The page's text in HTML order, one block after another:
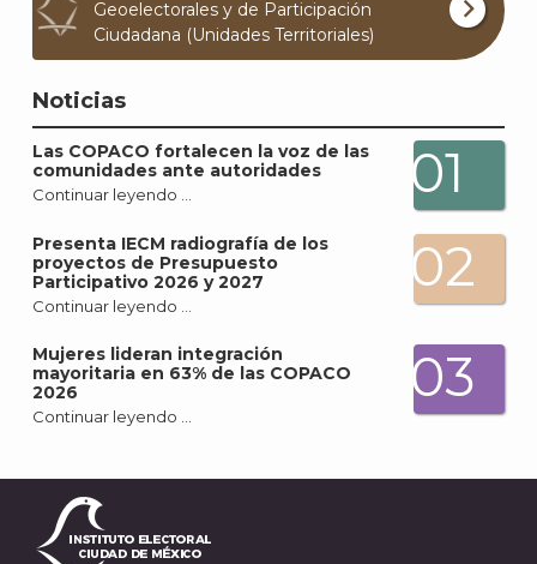
Geoelectorales y de Participación
Ciudadana (Unidades Territoriales)
Noticias
Las COPACO fortalecen la voz de las
comunidades ante autoridades
Continuar leyendo … 01
Presenta IECM radiografía de los
proyectos de Presupuesto
Participativo 2026 y 2027
Continuar leyendo …
02
Mujeres lideran integración
mayoritaria en 63% de las COPACO
2026
Continuar leyendo …
03